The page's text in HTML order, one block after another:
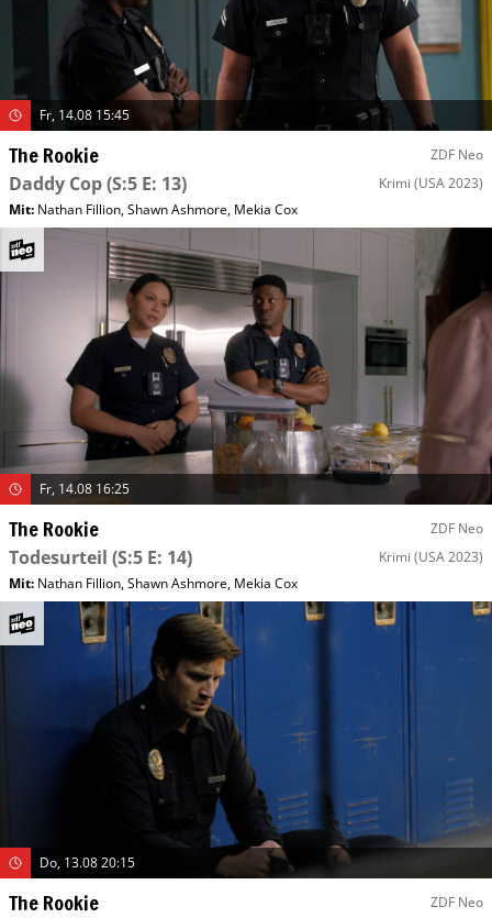
Fr, 14.08 15:45
The Rookie ZDF Neo
Daddy Cop(S:5 E: 13) Krimi (USA 2023)
Mit: Nathan Fillion,Shawn Ashmore, Mekia Cox
Fr, 14.08 16:25
The Rookie ZDF Neo
Todesurteil (S:5 E: 14) Krimi (USA 2023)
Mit: Nathan Fillion,Shawn Ashmore, Mekia Cox
Do, 13.08 20:15
The Rookie ZDF Neo